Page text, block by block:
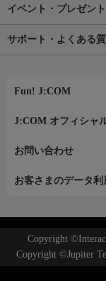
イベント・プレゼント
サポート・よくある
Fun! J:COM
J:COM オフィシャ
お問い合わせ
お客さまのデータ
Copyright
Copyright ©Jupiter